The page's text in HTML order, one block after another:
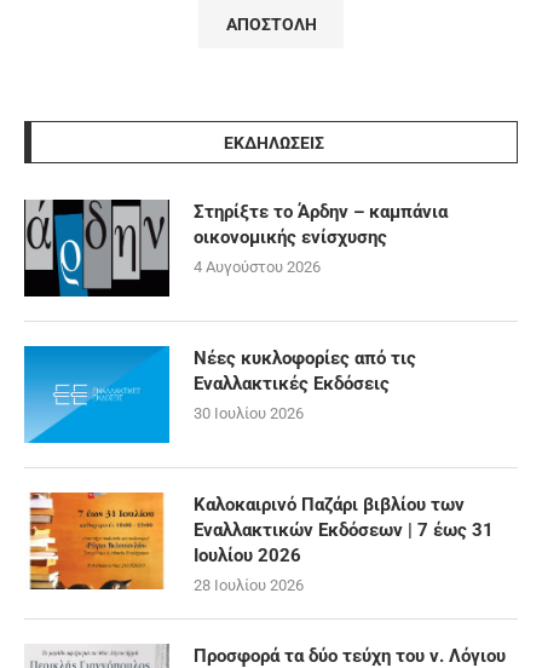
ΕΚΔΗΛΩΣΕΙΣ
Στηρίξτε το Άρδην – καμπάνια
οικονομικής ενίσχυσης
4 Αυγούστου 2026
Νέες κυκλοφορίες από τις
Εναλλακτικές Εκδόσεις
30 Ιουλίου 2026
Καλοκαιρινό Παζάρι βιβλίου των
Εναλλακτικών Εκδόσεων | 7 έως 31
Ιουλίου 2026
28 Ιουλίου 2026
Προσφορά τα δύο τεύχη του ν. Λόγιου